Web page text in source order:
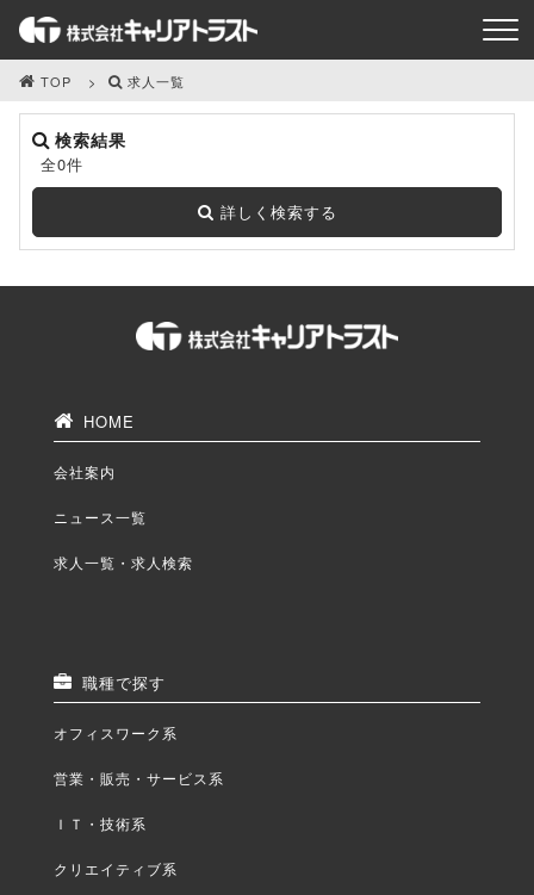
TOP 求人一覧
検索結果
全0件
詳しく検索する
HOME
会社案内
ニュース一覧
求人一覧・求人検索
職種で探す
オフィスワーク系
営業・販売・サービス系
ＩＴ・技術系
クリエイティブ系